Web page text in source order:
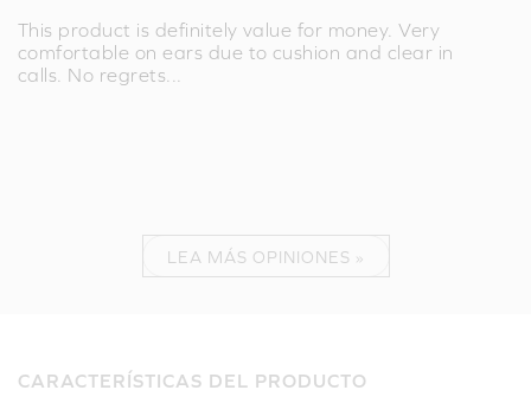
This product is definitely value for money. Very
comfortable on ears due to cushion and clear in
calls. No regrets...
LEA MÁS OPINIONES »
CARACTERÍSTICAS DEL PRODUCTO